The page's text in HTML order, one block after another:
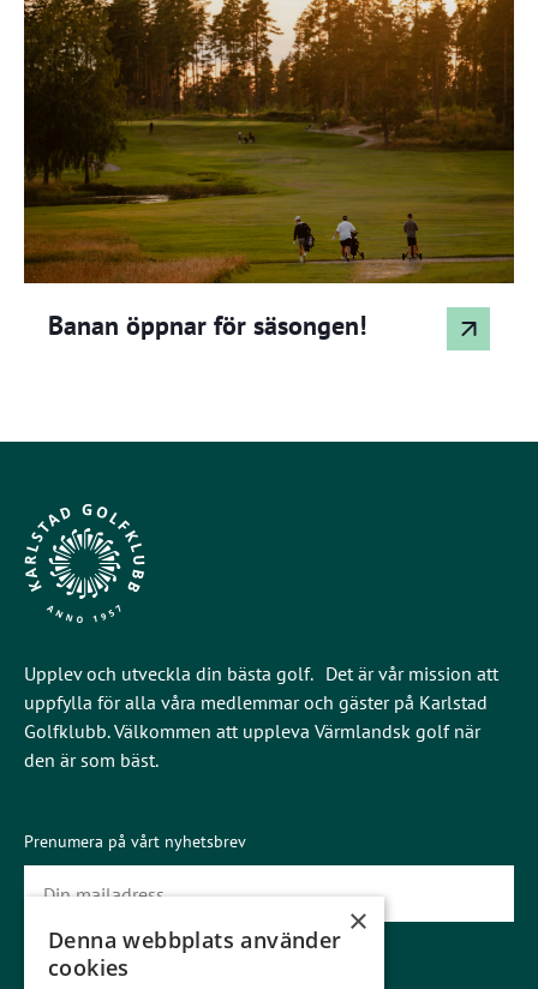
Banan öppnar för säsongen!
Upplev och utveckla din bästa golf. Det är vår mission att
uppfylla för alla våra medlemmar och gäster på Karlstad
Golfklubb. Välkommen att uppleva Värmlandsk golf när
den är som bäst.
Prenumera på vårt nyhetsbrev
Prenumerera
×
Denna webbplats använder
cookies